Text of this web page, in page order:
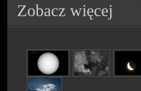
Zobacz więcej